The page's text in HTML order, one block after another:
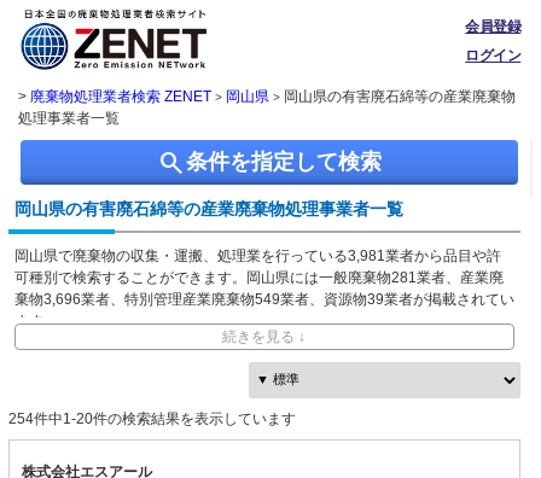
会員登録
ログイン
> 廃棄物処理業者検索 ZENET > 岡山県 > 岡山県の有害廃石綿等の産業廃棄物
処理事業者一覧
search条件を指定して検索
岡山県の有害廃石綿等の産業廃棄物処理事業者一覧
岡山県で廃棄物の収集・運搬、処理業を行っている3,981業者から品目や許
可種別で検索することができます。岡山県には一般廃棄物281業者、産業廃
棄物3,696業者、特別管理産業廃棄物549業者、資源物39業者が掲載されてい
ます。
ZENETでは独自に収集した、本社・事業所の所在地、都道府県や市区町村ご
との取り扱い品目情報を無料で閲覧できます。
続きを見る ↓
254件中1-20件の検索結果を表示しています
株式会社エスアール